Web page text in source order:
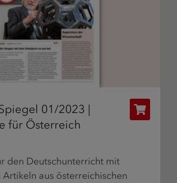
01/2023 |
für Österreich
den Deutschunterricht mit
Artikeln aus österreichischen